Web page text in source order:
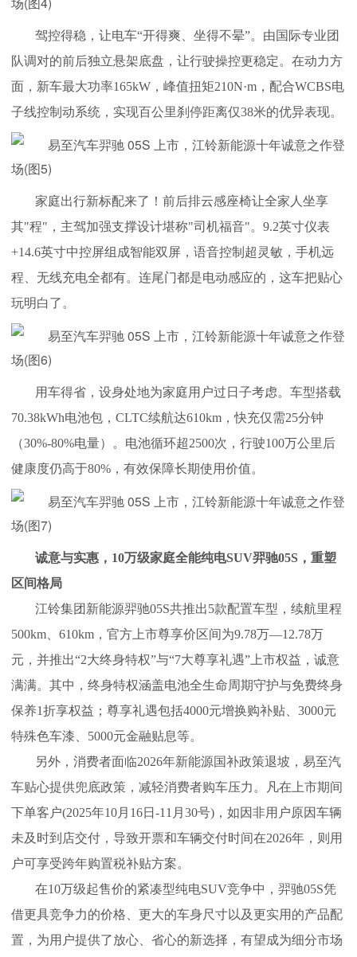
驾控得稳，让电车“开得爽、坐得不晕”。由国际专业团
队调对的前后独立悬架底盘，让行驶操控更稳定。在动力方
面， 新车最大功率165kW，峰值扭矩210N·m，配合WCBS电
子线控制动系统，实现百公里刹停距离仅38米的优异表现。
家庭出行新标配来了！前后排云感座椅让全家人坐享
其"程"，主驾加强支撑设计堪称"司机福音"。9.2英寸仪表
+14.6英寸中控屏组成智能双屏，语音控制超灵敏，手机远
程、无线充电全都有。连尾门都是电动感应的，这车把贴心
玩明白了。
用车得省，设身处地为家庭用户过日子考虑。车型搭载
70.38kWh电池包，CLTC续航达610km，快充仅需25分钟
（30%-80%电量）。电池循环超2500次，行驶100万公里后
健康度仍高于80%，有效保障长期使用价值。
诚意与实惠，10万级家庭全能纯电SUV羿驰05S，重塑
区间格局
江铃集团新能源羿驰05S共推出5款配置车型，续航里程
500km、610km，官方上市尊享价区间为9.78万—12.78万
元，并推出“2大终身特权”与“7大尊享礼遇”上市权益，诚意
满满。其中，终身特权涵盖电池全生命周期守护与免费终身
保养1折享权益；尊享礼遇包括4000元增换购补贴、3000元
特殊色车漆、5000元金融贴息等。
另外，消费者面临2026年新能源国补政策退坡，易至汽
车贴心提供兜底政策，减轻消费者购车压力。凡在上市期间
下单客户(2025年10月16日-11月30号)，如因非用户原因车辆
未及时到店交付，导致开票和车辆交付时间在2026年，则用
户可享受跨年购置税补贴方案。
在10万级起售价的紧凑型纯电SUV竞争中，羿驰05S凭
借更具竞争力的价格、更大的车身尺寸以及更实用的产品配
置，为用户提供了放心、省心的新选择，有望成为细分市场